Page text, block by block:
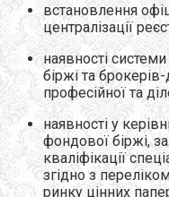
встановлення
централізації
наявності
біржі та
професійної та
наявності у
фондової біржі,
кваліфікації
згідно з
ринку цінних